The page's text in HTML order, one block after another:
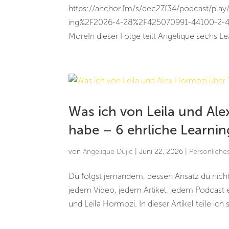
https://anchor.fm/s/dec27f34/podcast/play/
ing%2F2026-4-28%2F425070991-44100-
MoreIn dieser Folge teilt Angelique sechs
Was ich von Leila und
habe – 6 ehrliche
vonAngelique Dujic |Juni 22, 2026
Du folgst jemandem, dessen Ansatz du
jedem Video, jedem Artikel, jedem Podcast
und Leila Hormozi. In dieser Artikel teile ich